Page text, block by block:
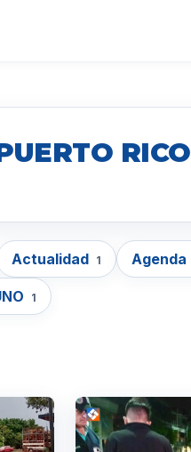
RICO
Actualidad 1 Agenda
1